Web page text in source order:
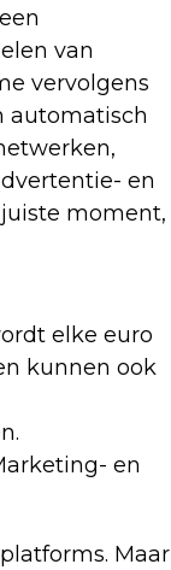
van
vervolgens
automatisch
en
moment,
elke euro
kunnen ook
en
Maar